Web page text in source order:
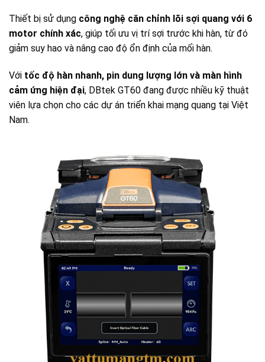
Thiết bị sử dụng công nghệ căn chỉnh lõi sợi quang với 6
motor chính xác, giúp tối ưu vị trí sợi trước khi hàn, từ đó
giảm suy hao và nâng cao độ ổn định của mối hàn.
Với tốc độ hàn nhanh, pin dung lượng lớn và màn hình
cảm ứng hiện đại, DBtek GT60 đang được nhiều kỹ thuật
viên lựa chọn cho các dự án triển khai mạng quang tại Việt
Nam.